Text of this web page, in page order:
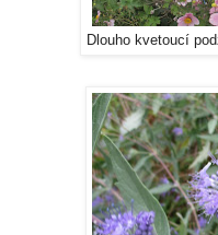
Dlouho kvetoucí